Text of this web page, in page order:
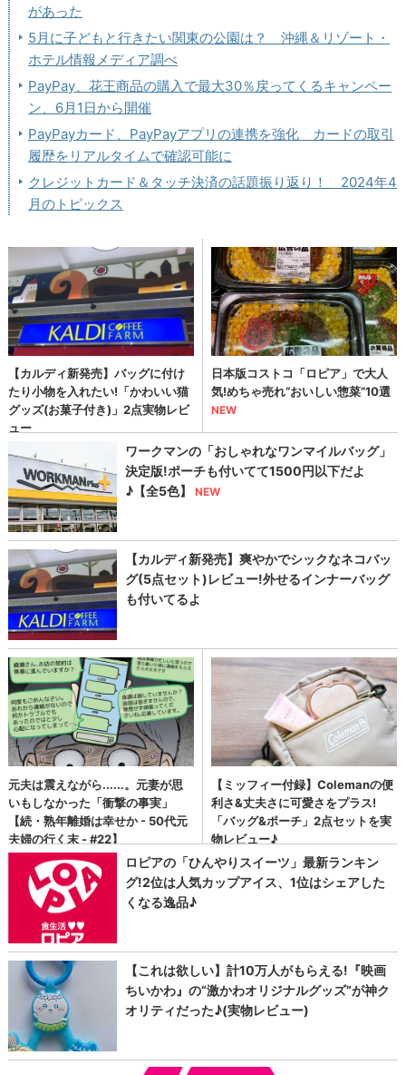
があった
5月に子どもと行きたい関東の公園は？ 沖縄＆リゾート・
ホテル情報メディア調べ
PayPay、花王商品の購入で最大30％戻ってくるキャンペー
ン、6月1日から開催
PayPayカード、PayPayアプリの連携を強化 カードの取引
履歴をリアルタイムで確認可能に
クレジットカード＆タッチ決済の話題振り返り！ 2024年4
月のトピックス